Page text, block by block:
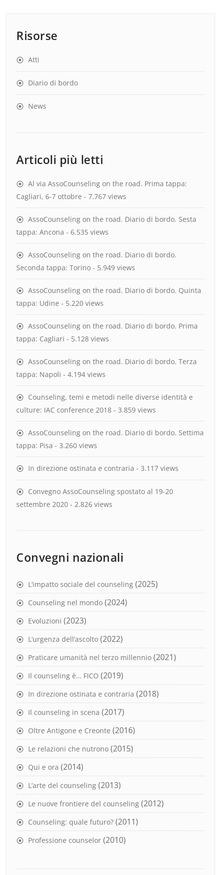
Risorse
Atti
Diario di bordo
News
Articoli più letti
Al via AssoCounseling on the road. Prima tappa:
Cagliari, 6-7 ottobre - 7.767 views
AssoCounseling on the road. Diario di bordo. Sesta
tappa: Ancona - 6.535 views
AssoCounseling on the road. Diario di bordo.
Seconda tappa: Torino - 5.949 views
AssoCounseling on the road. Diario di bordo. Quinta
tappa: Udine - 5.220 views
AssoCounseling on the road. Diario di bordo. Prima
tappa: Cagliari - 5.128 views
AssoCounseling on the road. Diario di bordo. Terza
tappa: Napoli - 4.194 views
Counseling, temi e metodi nelle diverse identità e
culture: IAC conference 2018 - 3.859 views
AssoCounseling on the road. Diario di bordo. Settima
tappa: Pisa - 3.260 views
In direzione ostinata e contraria - 3.117 views
Convegno AssoCounseling spostato al 19-20
settembre 2020 - 2.826 views
Convegni nazionali
L’impatto sociale del counseling (2025)
Counseling nel mondo (2024)
Evoluzioni (2023)
L’urgenza dell’ascolto (2022)
Praticare umanità nel terzo millennio (2021)
Il counseling è… FICO (2019)
In direzione ostinata e contraria (2018)
Il counseling in scena (2017)
Oltre Antigone e Creonte (2016)
Le relazioni che nutrono (2015)
Qui e ora (2014)
L’arte del counseling (2013)
Le nuove frontiere del counseling (2012)
Counseling: quale futuro? (2011)
Professione counselor (2010)